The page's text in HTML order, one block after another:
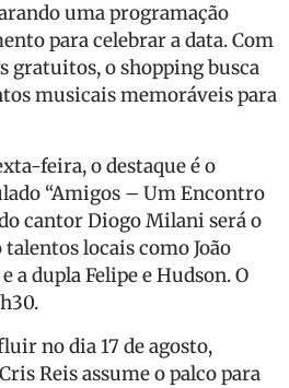
uma programação
para celebrar a data. Com
gratuitos, o shopping busca
musicais memoráveis para
feira, o destaque é o
“Amigos – Um Encontro
cantor Diogo Milani será o
locais como João
a dupla Felipe e Hudson. O
no dia 17 de agosto,
Reis assume o palco para